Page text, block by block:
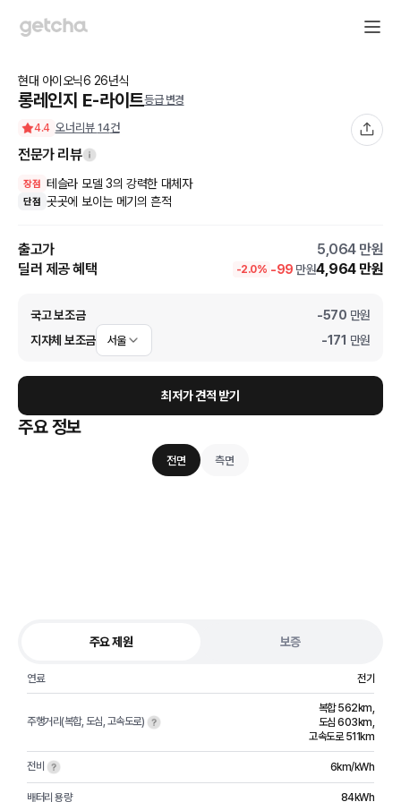
현대 아이오닉6 26년식
롱레인지 E-라이트등급 변경
4.4 오너리뷰 14건
전문가 리뷰
장점 테슬라 모델 3의 강력한 대체자
단점 곳곳에 보이는 메기의 흔적
출고가 5,064 만원
딜러 제공 혜택
-2.0% -99 만원4,964 만원
국고 보조금 -570 만원
지자체 보조금
서울 -171 만원
최저가 견적 받기
주요 정보
전면 측면
주요 제원 보증
연료 전기
주행거리(복합, 도심, 고속도로)
복합 562km,
도심 603km,
고속도로 511km
전비 6km/kWh
배터리 용량 84kWh